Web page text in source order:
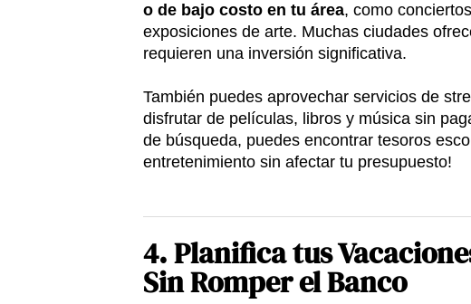
o de bajo costo en tu área, como
exposiciones de arte. Muchas ciudades
requieren una inversión significativa.
También puedes aprovechar servicios de
disfrutar de películas, libros y música sin
de búsqueda, puedes encontrar tesoros
entretenimiento sin afectar tu presupuesto!
4.Planifica tus
Sin Romper el Banco